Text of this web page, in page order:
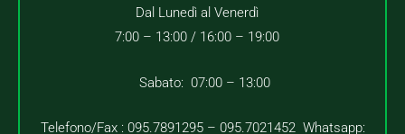
Dal Lunedì al Venerdì
7:00 – 13:00 / 16:00 – 19:00
Sabato: 07:00 – 13:00
Telefono/Fax : 095.7891295 – 095.7021452 Whatsapp: